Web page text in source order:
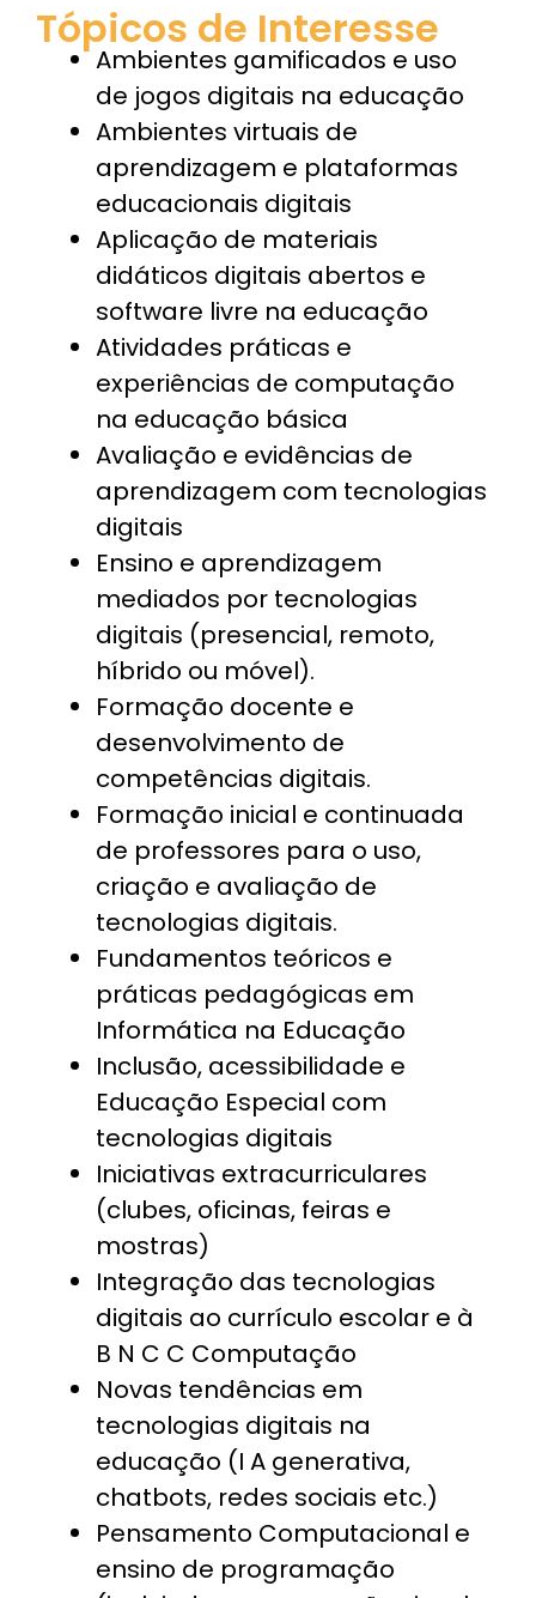
Tópicos de Interesse
Ambientes gamificados e uso
de jogos digitais na educação
Ambientes virtuais de
aprendizagem e plataformas
educacionais digitais
Aplicação de materiais
didáticos digitais abertos e
software livre na educação
Atividades práticas e
experiências de computação
na educação básica
Avaliação e evidências de
aprendizagem com tecnologias
digitais
Ensino e aprendizagem
mediados por tecnologias
digitais (presencial, remoto,
híbrido ou móvel).
Formação docente e
desenvolvimento de
competências digitais.
Formação inicial e continuada
de professores para o uso,
criação e avaliação de
tecnologias digitais.
Fundamentos teóricos e
práticas pedagógicas em
Informática na Educação
Inclusão, acessibilidade e
Educação Especial com
tecnologias digitais
Iniciativas extracurriculares
(clubes, oficinas, feiras e
mostras)
Integração das tecnologias
digitais ao currículo escolar e à
B N C C Computação
Novas tendências em
tecnologias digitais na
educação (I A generativa,
chatbots, redes sociais etc.)
Pensamento Computacional e
ensino de programação